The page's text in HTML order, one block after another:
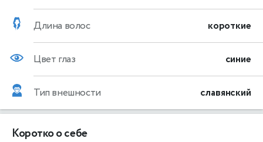
Длина волос короткие
Цвет глаз синие
Тип внешности славянский
Коротко о себе